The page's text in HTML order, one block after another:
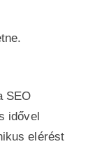
SEO
idővel
elérést